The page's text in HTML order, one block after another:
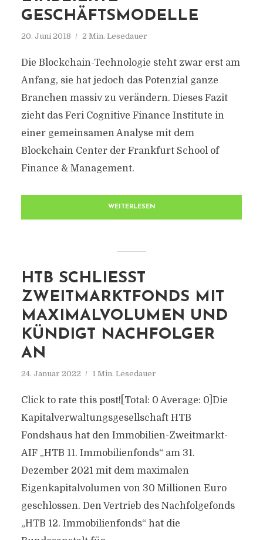
GESCHÄFTSMODELLE
20. Juni 2018 2 Min. Lesedauer
Die Blockchain-Technologie steht zwar erst am
Anfang, sie hat jedoch das Potenzial ganze
Branchen massiv zu verändern. Dieses Fazit
zieht das Feri Cognitive Finance Institute in
einer gemeinsamen Analyse mit dem
Blockchain Center der Frankfurt School of
Finance & Management.
WEITERLESEN
HTB SCHLIESST Z
WEITMARKTFONDS MIT M
AXIMALVOLUMEN UND K
ÜNDIGT NACHFOLGER A
N
24. Januar 2022 1 Min. Lesedauer
Click to rate this post![Total: 0 Average: 0]Die
Kapitalverwaltungsgesellschaft HTB
Fondshaus hat den Immobilien-Zweitmarkt-
AIF „HTB 11. Immobilienfonds“ am 31.
Dezember 2021 mit dem maximalen
Eigenkapitalvolumen von 30 Millionen Euro
geschlossen. Den Vertrieb des Nachfolgefonds
„HTB 12. Immobilienfonds“ hat die